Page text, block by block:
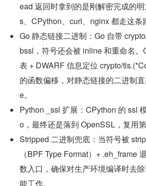
ead 返回时拿到的是刚解密完成的
s、CPython、curl、nginx 都走这条
Go 静态链接二进制：Go 自带
bssl，符号还会被 inline 和重命名。
表 + DWARF 信息定位 crypto/
的函数偏移，对静态链接的二进制
e。
Python _ssl 扩展：CPython 的 ssl
o，最终还是落到 OpenSSL，复用第
Stripped 二进制兜底：当符号被
（BPF Type Format）+ .eh_frame
数入口，确保对生产环境编译时去
能工作。